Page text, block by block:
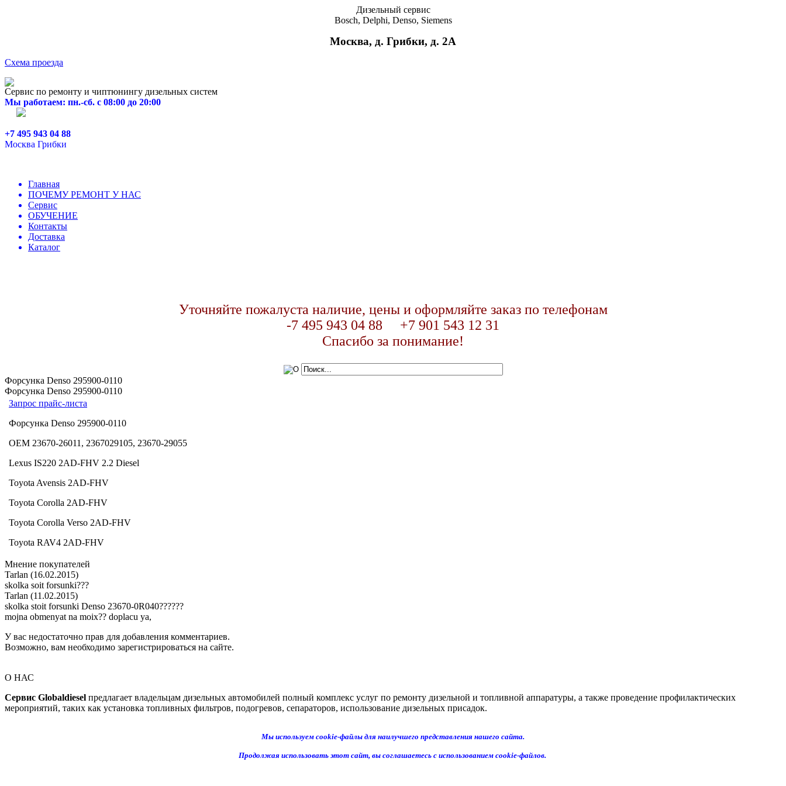
Дизельный сервис
Bosch, Delphi, Denso, Siemens
Москва, д. Грибки, д. 2A
Схема проезда
Сервис по ремонту и чиптюнингу дизельных систем
Мы работаем: пн.-сб. с 08:00 до 20:00
+7 495 943 04 88
Москва Грибки
Главная
ПОЧЕМУ РЕМОНТ У НАС
Сервис
ОБУЧЕНИЕ
Контакты
Доставка
Каталог
Уточняйте пожалуста наличие, цены и оформляйте заказ по телефонам
-7 495 943 04 88 +7 901 543 12 31
Спасибо за понимание!
Форсунка Denso 295900-0110
Форсунка Denso 295900-0110
Запрос прайс-листа
Форсунка Denso 295900-0110
OEM 23670-26011, 2367029105, 23670-29055
Lexus IS220 2AD-FHV 2.2 Diesel
Toyota Avensis 2AD-FHV
Toyota Corolla 2AD-FHV
Toyota Corolla Verso 2AD-FHV
Toyota RAV4 2AD-FHV
Мнение покупателей
Tarlan (16.02.2015)
skolka soit forsunki???
Tarlan (11.02.2015)
skolka stoit forsunki Denso 23670-0R040??????
mojna obmenyat na moix?? doplacu ya,
У вас недостаточно прав для добавления комментариев.
Возможно, вам необходимо зарегистрироваться на сайте.
О НАС
Сервис Globaldiesel предлагает владельцам дизельных автомобилей полный комплекс услуг по ремонту дизельной и топливной аппаратуры, а также проведение профилактических
мероприятий, таких как установка топливных фильтров, подогревов, сепараторов, использование дизельных присадок.
Мы используем cookie-файлы для наилучшего представления нашего сайта.
Продолжая использовать этот сайт, вы соглашаетесь с использованием cookie-файлов.